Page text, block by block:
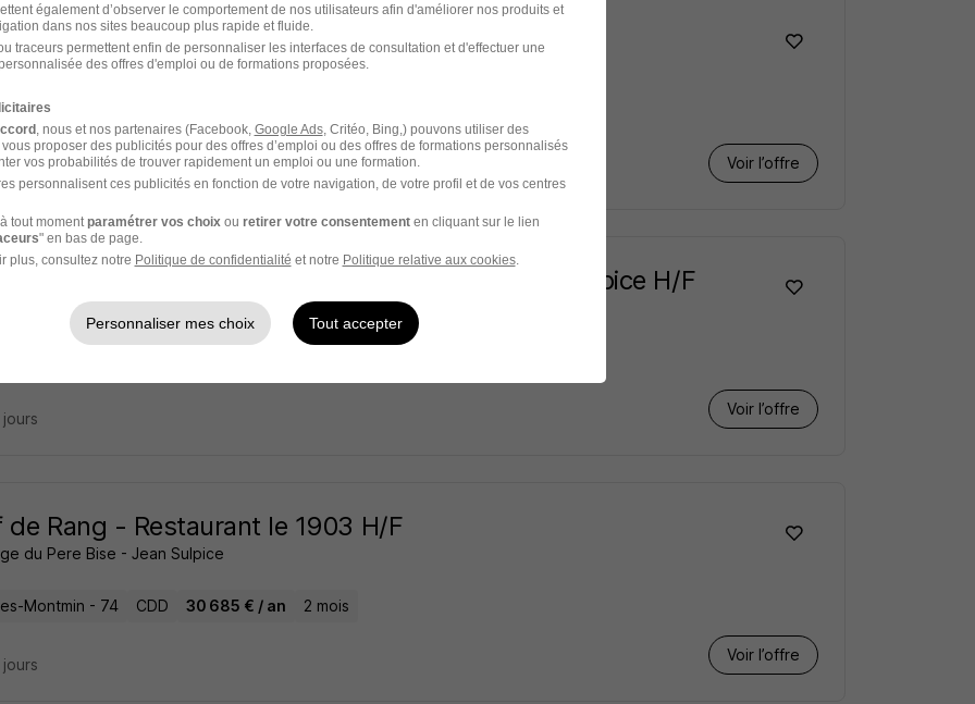
Polyvalent de Cuisine H/F
des Hauts du Lac
Montmin - 74
Voir l’offre
- Hôte - Restaurant Gastronomique 2 Jean Sulpice H/F
du Pere Bise - Jean Sulpice
Voir l’offre
de Rang - Restaurant le 1903 H/F
du Pere Bise - Jean Sulpice
Montmin - 74 CDD 30 685 € / an 2 mois
Voir l’offre
également d’observer le comportement de nos utilisateurs afin d'améliorer nos produits et
dans nos sites beaucoup plus rapide et fluide.
traceurs permettent enfin de personnaliser les interfaces de consultation et d'effectuer une
des offres d'emploi ou de formations proposées.
, nous et nos partenaires (Facebook, Google Ads, Critéo, Bing,) pouvons utiliser des
proposer des publicités pour des offres d’emploi ou des offres de formations personnalisés
vos probabilités de trouver rapidement un emploi ou une formation.
personnalisent ces publicités en fonction de votre navigation, de votre profil et de vos centres
tout moment paramétrer vos choix ou retirer votre consentementen cliquant sur le lien
" en bas de page.
plus, consultez notre Politique de confidentialité et notre Politique relative aux cookies.
Personnaliser mes choix Tout accepter